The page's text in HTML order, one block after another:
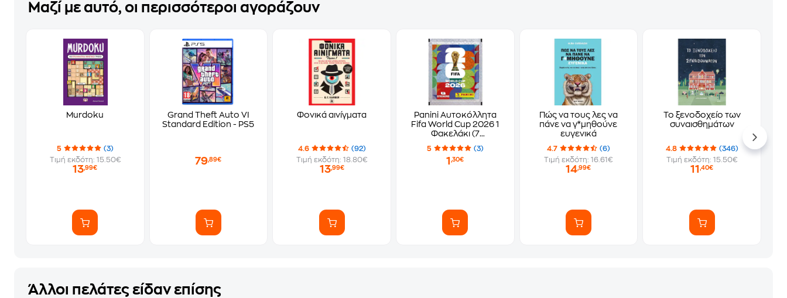
Μαζί με αυτό, οι περισσότεροι αγοράζουν
Murdoku
5
(3)
Τιμή εκδότη: 15.50€
13,99€
Grand Theft Auto VI
Standard Edition - PS5
79,89€
Φονικά αινίγματα
4.6
(92)
Τιμή εκδότη: 18.80€
13,99€
Panini Αυτοκόλλητα
Fifa World Cup 2026 1
Φακελάκι (7
Αυτοκόλλητα)
5 (3)
1,30€
Πώς να τους λες να
πάνε να γ*μηθούνε
ευγενικά
4.7
(6)
Τιμή εκδότη: 16.61€
14,99€
Το ξενοδοχείο των
συναισθημάτων
4.8
(346)
Τιμή εκδότη: 15.50€
11,40€
Άλλοι πελάτες είδαν επίσης